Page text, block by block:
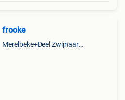
frooke
Merelbeke+Deel Zwijnaarde